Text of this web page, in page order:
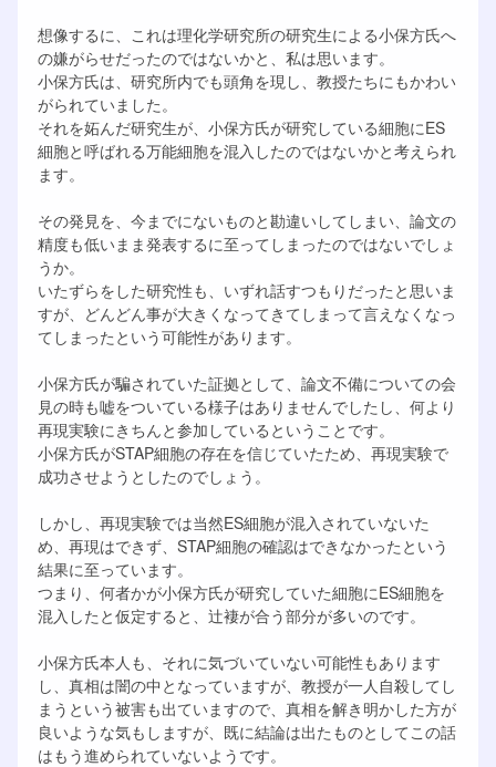
想像するに、これは理化学研究所の研究生による小保方氏へ
の嫌がらせだったのではないかと、私は思います。
小保方氏は、研究所内でも頭角を現し、教授たちにもかわい
がられていました。
それを妬んだ研究生が、小保方氏が研究している細胞にES
細胞と呼ばれる万能細胞を混入したのではないかと考えられ
ます。
その発見を、今までにないものと勘違いしてしまい、論文の
精度も低いまま発表するに至ってしまったのではないでしょ
うか。
いたずらをした研究性も、いずれ話すつもりだったと思いま
すが、どんどん事が大きくなってきてしまって言えなくなっ
てしまったという可能性があります。
小保方氏が騙されていた証拠として、論文不備についての会
見の時も嘘をついている様子はありませんでしたし、何より
再現実験にきちんと参加しているということです。
小保方氏がSTAP細胞の存在を信じていたため、再現実験で
成功させようとしたのでしょう。
しかし、再現実験では当然ES細胞が混入されていないた
め、再現はできず、STAP細胞の確認はできなかったという
結果に至っています。
つまり、何者かが小保方氏が研究していた細胞にES細胞を
混入したと仮定すると、辻褄が合う部分が多いのです。
小保方氏本人も、それに気づいていない可能性もあります
し、真相は闇の中となっていますが、教授が一人自殺してし
まうという被害も出ていますので、真相を解き明かした方が
良いような気もしますが、既に結論は出たものとしてこの話
はもう進められていないようです。